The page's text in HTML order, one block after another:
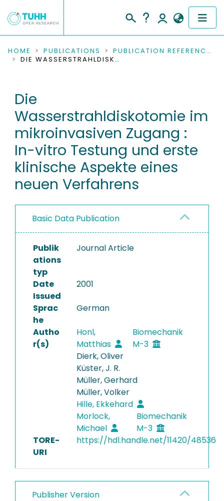
COMMUNITIES & COLLECTIONS
RESEARCH DATA
PEOPLE
INSTITUTIONS
PROJECTS
HOME PUBLICATIONS
PUBLICATION REFERENCES
DIE WASSERSTRAHLDISKOTOMIE IM MIKROINVASIVEN ZUGANG : IN-VITRO TESTUNG UND ERSTE KLINISCHE ASPEKTE EINES NEUEN VERFAHRENS
Die
Wasserstrahldiskotomie im
mikroinvasiven Zugang :
In-vitro Testung und erste
klinische Aspekte eines
neuen Verfahrens
Basic Data Publication
Publik
ations
typ
Journal Article
Date
Issued
2001
Sprac
he
German
Autho
r(s)
Honl,
Matthias
Biomechanik
M-3
Dierk, Oliver
Küster, J. R.
Müller, Gerhard
Müller, Volker
Hille, Ekkehard
Morlock,
Michael
Biomechanik
M-3
TORE-
URI
https://hdl.handle.net/11420/48536
Publisher Version